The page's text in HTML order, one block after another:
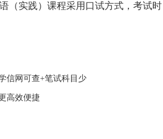
（实践）课程采用口试方式，考试时
信网可查+笔试科目少
高效便捷